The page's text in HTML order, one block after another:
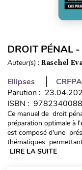
DROIT PÉNAL
Auteur(s) : Raschel
Ellipses
CRFPA
Parution :
ISBN :
Ce manuel de droit
préparation optimale à
est composé d'une
thématiques
LIRE LA SUITE